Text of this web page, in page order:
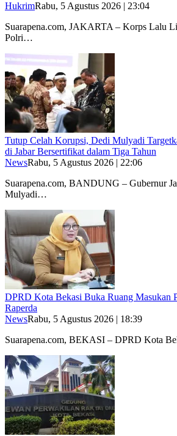
HukrimRabu, 5 Agustus 2026 | 23:04
Suarapena.com, JAKARTA – Korps Lalu
Polri…
Tutup Celah Korupsi, Dedi Mulyadi
di Jabar Bersertifikat dalam Tiga Tahun
NewsRabu, 5 Agustus 2026 | 22:06
Suarapena.com, BANDUNG – Gubernur
Mulyadi…
DPRD Kota Bekasi Buka Ruang Masukan
Raperda
NewsRabu, 5 Agustus 2026 | 18:39
Suarapena.com, BEKASI – DPRD Kota